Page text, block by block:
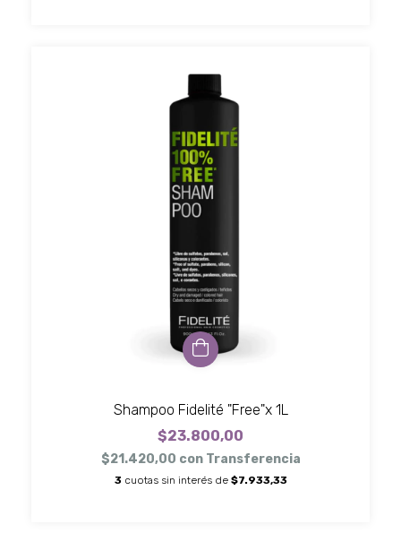
Shampoo Fidelité "Free"x 1L
$23.800,00
$21.420,00 con Transferencia
3 cuotas sin interés de $7.933,33